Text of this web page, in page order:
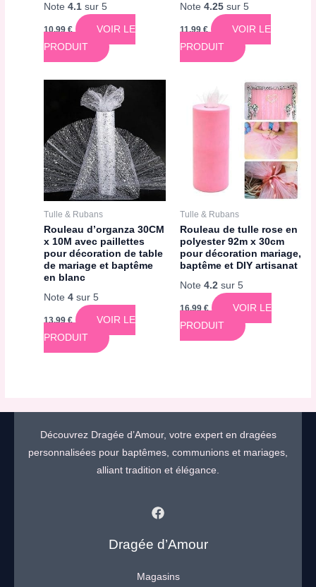
Note4.1 sur 5
10,99€
VOIR LE
PRODUIT
Note 4.25sur 5
11,99 €
VOIR LE
PRODUIT
Tulle & Rubans
Rouleau d’organza 30CM
x 10M avec paillettes
pour décoration de table
de mariage et baptême
en blanc
Note4 sur 5
13,99€
VOIR LE
PRODUIT
Tulle & Rubans
Rouleau de tulle rose en
polyester 92m x 30cm
pour décoration mariage,
baptême et DIY artisanat
Note 4.2sur 5
16,99 €
VOIR LE
PRODUIT
Découvrez Dragée d’Amour, votre expert en dragées
personnalisées pour baptêmes, communions et mariages,
alliant tradition et élégance.
Dragée d’Amour
Magasins